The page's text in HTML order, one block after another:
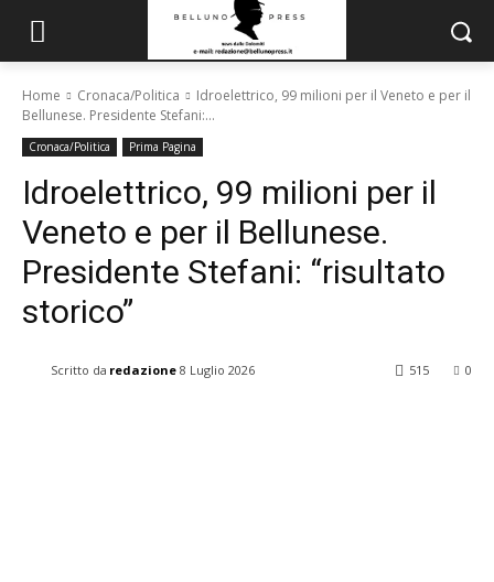
Home Cronaca/Politica
Idroelettrico, 99 milioni per il Veneto e per il
Bellunese. Presidente Stefani:...
Cronaca/Politica Prima Pagina
Idroelettrico, 99 milioni per il
Veneto e per il Bellunese.
Presidente Stefani: “risultato
storico”
Scritto da redazione 8 Luglio 2026 0
515